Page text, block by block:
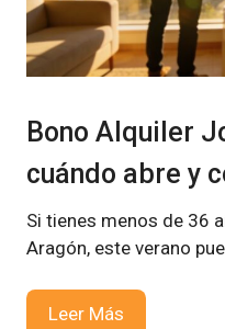
Bono Alquiler
cuándo abre y
Si tienes menos de 36
Aragón, este verano
Leer Más